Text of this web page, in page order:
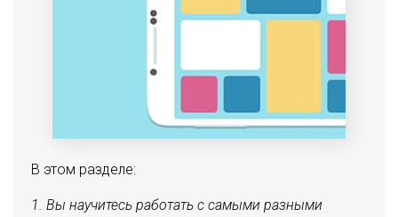
В этом разделе:
Вы научитесь работать с самыми разными